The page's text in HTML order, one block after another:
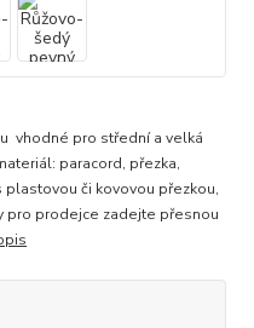
vhodné pro střední a velká
paracord, přezka,
či kovovou přezkou,
pro prodejce zadejte přesnou